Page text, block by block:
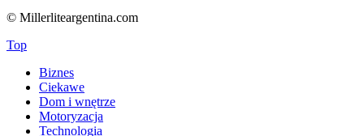
© Millerliteargentina.com
Top
Biznes
Ciekawe
Dom i wnętrze
Motoryzacja
Technologia